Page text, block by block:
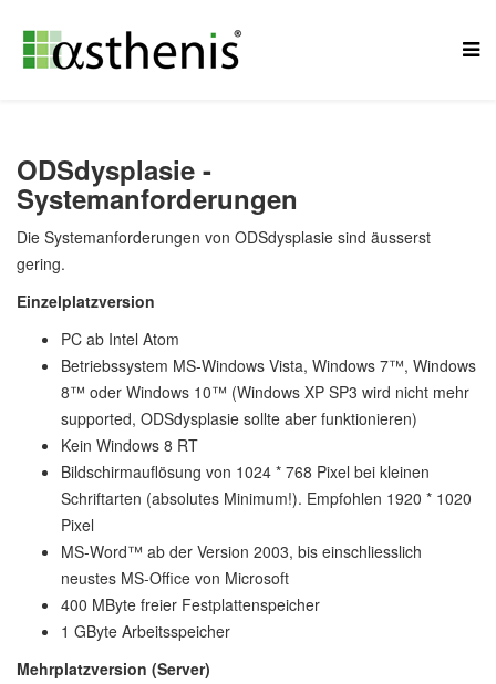
ODSdysplasie -
Systemanforderungen
Die Systemanforderungen von ODSdysplasie sind äusserst
gering.
Einzelplatzversion
PC ab Intel Atom
Betriebssystem MS-Windows Vista, Windows 7™, Windows
8™ oder Windows 10™ (Windows XP SP3 wird nicht mehr
supported, ODSdysplasie sollte aber funktionieren)
Kein Windows 8 RT
Bildschirmauflösung von 1024 * 768 Pixel bei kleinen
Schriftarten (absolutes Minimum!). Empfohlen 1920 * 1020
Pixel
MS-Word™ ab der Version 2003, bis einschliesslich
neustes MS-Office von Microsoft
400 MByte freier Festplattenspeicher
1 GByte Arbeitsspeicher
Mehrplatzversion (Server)